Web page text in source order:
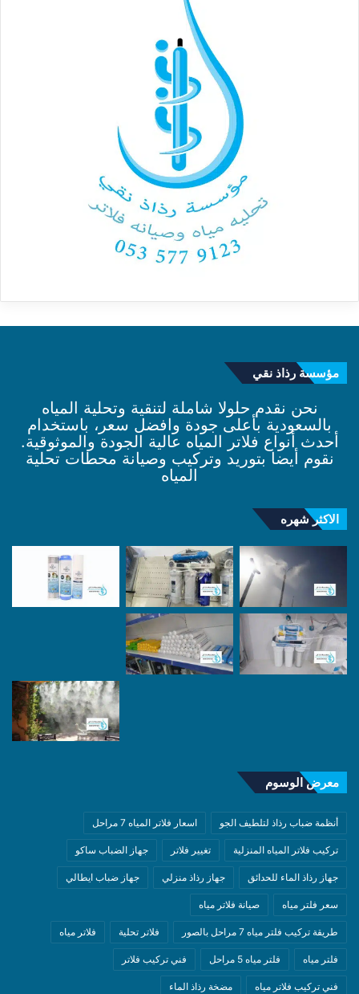
مؤسسة رذاذ نقي
نحن نقدم حلولا شاملة لتنقية وتحلية المياه
بالسعودية بأعلى جودة وافضل سعر، باستخدام
أحدث أنواع فلاتر المياه عالية الجودة والموثوقية.
نقوم أيضا بتوريد وتركيب وصيانة محطات تحلية
المياه
الاكثر شهره
معرض الوسوم
أنظمة ضباب رذاذ لتلطيف الجو اسعار فلاتر المياه 7 مراحل
تركيب فلاتر المياه المنزلية تغيير فلاتر جهاز الضباب ساكو
جهاز رذاذ الماء للحدائق جهاز رذاذ منزلي جهاز ضباب ايطالي
سعر فلتر مياه صيانة فلاتر مياه
طريقة تركيب فلتر مياه 7 مراحل بالصور فلاتر تحلية فلاتر مياه
فلتر مياه فلتر مياه 5 مراحل فني تركيب فلاتر
فني تركيب فلاتر مياه مضخة رذاذ الماء